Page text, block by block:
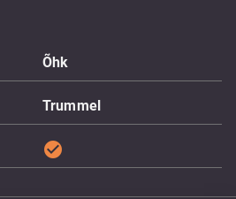
Õhk
Trummel
check_circle